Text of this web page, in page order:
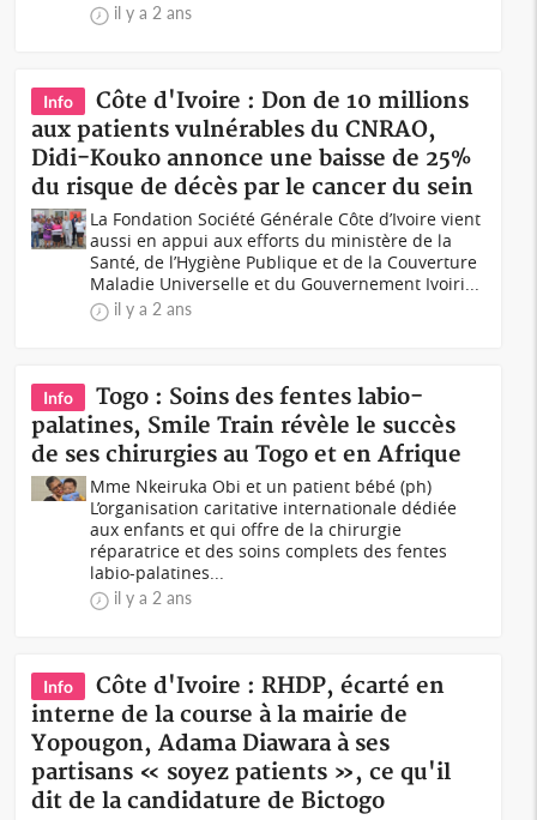
il y a 2 ans
Info
Côte d'Ivoire : Don de 10 millions
aux patients vulnérables du CNRAO,
Didi-Kouko annonce une baisse de 25%
du risque de décès par le cancer du sein
La Fondation Société Générale Côte d’Ivoire vient
aussi en appui aux efforts du ministère de la
Santé, de l’Hygiène Publique et de la Couverture
Maladie Universelle et du Gouvernement Ivoiri...
il y a 2 ans
Info
Togo : Soins des fentes labio-
palatines, Smile Train révèle le succès
de ses chirurgies au Togo et en Afrique
Mme Nkeiruka Obi et un patient bébé (ph)
L’organisation caritative internationale dédiée
aux enfants et qui offre de la chirurgie
réparatrice et des soins complets des fentes
labio-palatines...
il y a 2 ans
Info
Côte d'Ivoire : RHDP, écarté en
interne de la course à la mairie de
Yopougon, Adama Diawara à ses
partisans « soyez patients », ce qu'il
dit de la candidature de Bictogo